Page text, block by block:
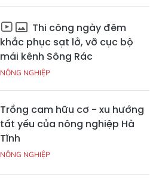
Thi công ngày đêm
khắc phục sạt lở, vỡ cục bộ
mái kênh Sông Rác
NÔNG NGHIỆP
Trồng cam hữu cơ - xu hướng
tất yếu của nông nghiệp Hà
Tĩnh
NÔNG NGHIỆP